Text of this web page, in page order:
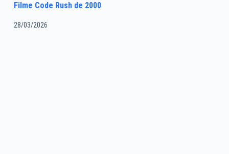
Filme Code Rush de 2000
28/03/2026